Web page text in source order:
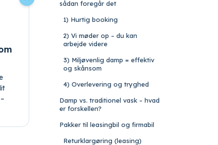
sådan foregår det
1) Hurtig booking
2) Vi møder op – du kan
arbejde videre
3) Miljøvenlig damp = effektiv
og skånsom
4) Overlevering og tryghed
Damp vs. traditionel vask – hvad
er forskellen?
Pakker til leasingbil og firmabil
Returklargøring (leasing)